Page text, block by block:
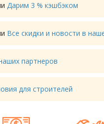
Дарим 3 % кэшбэком
Все скидки и новости в
партнеров
для строителей